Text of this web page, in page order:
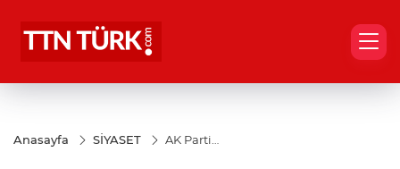
Anasayfa SİYASET
AK Parti